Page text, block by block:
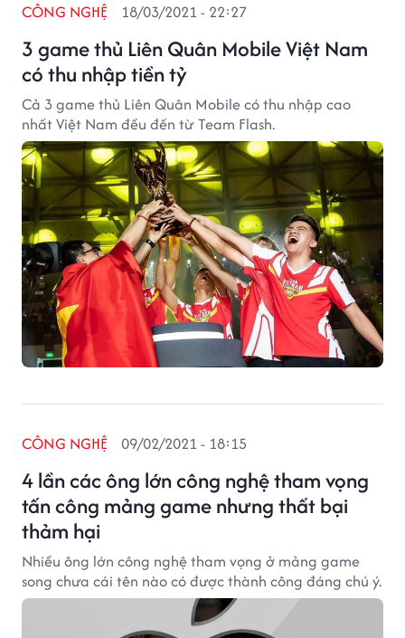
3 game thủ Liên Quân Mobile Việt Nam
có thu nhập tiền tỷ
CÔNG NGHỆ 18/03/2021 - 22:27
Cả 3 game thủ Liên Quân Mobile có thu nhập cao
nhất Việt Nam đều đến từ Team Flash.
4 lần các ông lớn công nghệ tham vọng
tấn công mảng game nhưng thất bại
thảm hại
CÔNG NGHỆ 09/02/2021 - 18:15
Nhiều ông lớn công nghệ tham vọng ở mảng game
song chưa cái tên nào có được thành công đáng chú ý.